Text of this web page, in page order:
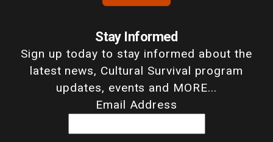
Stay Informed
Sign up today to stay informed about the
latest news, Cultural Survival program
updates, events and MORE...
Email Address